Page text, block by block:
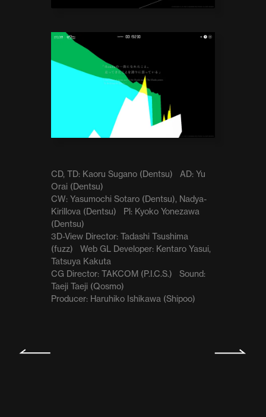
CD, TD: Kaoru Sugano (Dentsu)    AD: Yu
Orai (Dentsu)
CW: Yasumochi Sotaro (Dentsu), Nadya-
Kirillova (Dentsu)    Pl: Kyoko Yonezawa
(Dentsu)
3D-View Director: Tadashi Tsushima
(fuzz)    Web GL Developer: Kentaro Yasui,
Tatsuya Kakuta
CG Director: TAKCOM (P.I.C.S.)    Sound:
Taeji Taeji (Qosmo)
Producer: Haruhiko Ishikawa (Shipoo)